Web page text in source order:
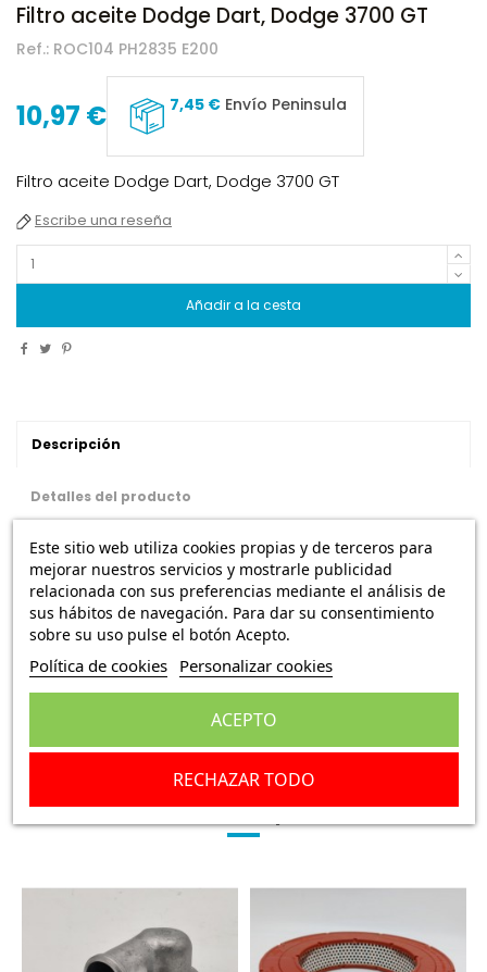
Filtro aceite Dodge Dart, Dodge 3700 GT
Ref.: ROC104 PH2835 E200
10,97 € 7,45 € Envío Peninsula
Filtro aceite Dodge Dart, Dodge 3700 GT
Escribe una reseña
Añadir a la cesta
Descripción
Detalles del producto
Valoraciones (0)
Filtro aceite Dodge Dart, Dodge 3700 GT
Diámetro rosca interior: 17mm
Diámetro exterior: 74mm
Los clientes que adquirieron este producto
también compraron:
Este sitio web utiliza cookies propias y de terceros para
mejorar nuestros servicios y mostrarle publicidad
relacionada con sus preferencias mediante el análisis de
sus hábitos de navegación. Para dar su consentimiento
sobre su uso pulse el botón Acepto.
Política de cookies Personalizar cookies
RECHAZAR TODO
ACEPTO